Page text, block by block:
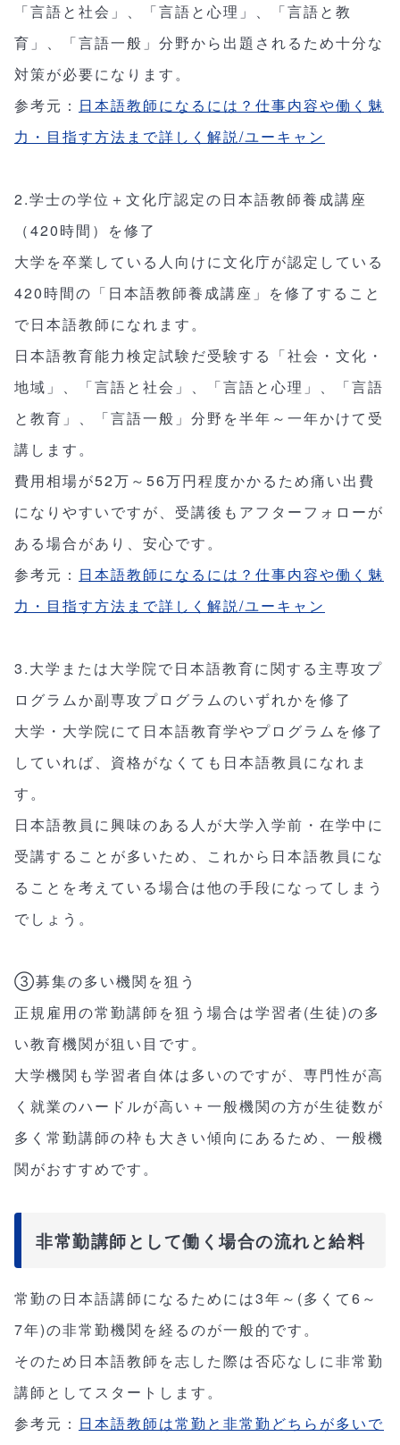
「言語と社会」、「言語と心理」、「言語と教
育」、「言語一般」分野から出題されるため十分な
対策が必要になります。
参考元： 日本語教師になるには？仕事内容や働く魅
力・目指す方法まで詳しく解説/ユーキャン
2.学士の学位＋文化庁認定の日本語教師養成講座
（420時間）を修了
大学を卒業している人向けに文化庁が認定している
420時間の「日本語教師養成講座」を修了すること
で日本語教師になれます。
日本語教育能力検定試験だ受験する「社会・文化・
地域」、「言語と社会」、「言語と心理」、「言語
と教育」、「言語一般」分野を半年～一年かけて受
講します。
費用相場が52万～56万円程度かかるため痛い出費
になりやすいですが、受講後もアフターフォローが
ある場合があり、安心です。
参考元： 日本語教師になるには？仕事内容や働く魅
力・目指す方法まで詳しく解説/ユーキャン
3.大学または大学院で日本語教育に関する主専攻プ
ログラムか副専攻プログラムのいずれかを修了
大学・大学院にて日本語教育学やプログラムを修了
していれば、資格がなくても日本語教員になれま
す。
日本語教員に興味のある人が大学入学前・在学中に
受講することが多いため、これから日本語教員にな
ることを考えている場合は他の手段になってしまう
でしょう。
③募集の多い機関を狙う
正規雇用の常勤講師を狙う場合は学習者(生徒)の多
い教育機関が狙い目です。
大学機関も学習者自体は多いのですが、専門性が高
く就業のハードルが高い＋一般機関の方が生徒数が
多く常勤講師の枠も大きい傾向にあるため、一般機
関がおすすめです。
非常勤講師として働く場合の流れと給料
常勤の日本語講師になるためには3年～(多くて6～
7年)の非常勤機関を経るのが一般的です。
そのため日本語教師を志した際は否応なしに非常勤
講師としてスタートします。
参考元： 日本語教師は常勤と非常勤どちらが多いで